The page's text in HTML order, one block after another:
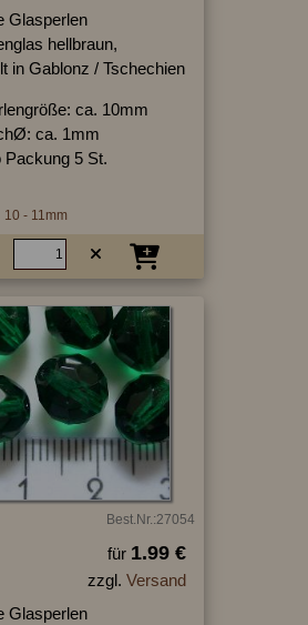
Glasperlen
hellbraun,
in Gablonz / Tschechien
ca. 10mm
ca. 1mm
Packung 5 St.
10 - 11mm
Best.Nr.:27054
für 1.99 €
zzgl. Versand
Glasperlen